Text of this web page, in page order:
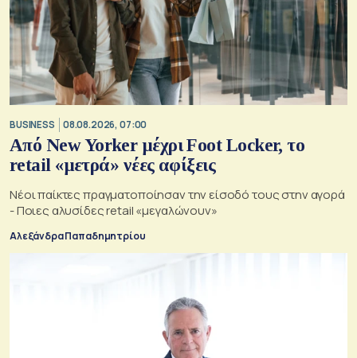
BUSINESS 08.08.2026, 07:00
Από New Yorker μέχρι Foot Locker, το
retail «μετρά» νέες αφίξεις
Νέοι παίκτες πραγματοποίησαν την είσοδό τους στην αγορά
- Ποιες αλυσίδες retail «μεγαλώνουν»
Αλεξάνδρα Παπαδημητρίου